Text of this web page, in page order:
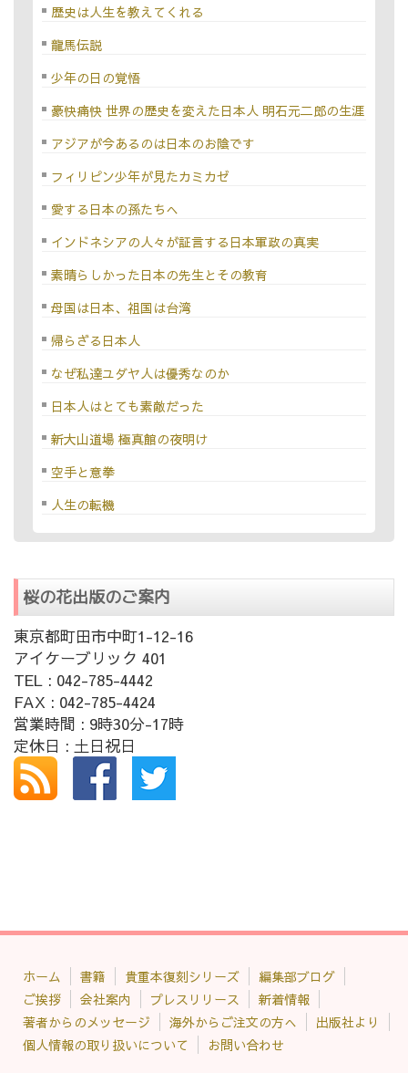
歴史は人生を教えてくれる
龍馬伝説
少年の日の覚悟
豪快痛快 世界の歴史を変えた日本人 明石元二郎の生涯
アジアが今あるのは日本のお陰です
フィリピン少年が見たカミカゼ
愛する日本の孫たちへ
インドネシアの人々が証言する日本軍政の真実
素晴らしかった日本の先生とその教育
母国は日本、祖国は台湾
帰らざる日本人
なぜ私達ユダヤ人は優秀なのか
日本人はとても素敵だった
新大山道場 極真館の夜明け
空手と意拳
人生の転機
桜の花出版のご案内
東京都町田市中町1-12-16
アイケーブリック 401
TEL : 042-785-4442
FAX : 042-785-4424
営業時間 : 9時30分-17時
定休日 : 土日祝日
ホーム 書籍 貴重本復刻シリーズ
編集部ブログ
ご挨拶
会社案内 プレスリリース
新着情報
著者からのメッセージ
海外からご注文の方へ
出版社より
個人情報の取り扱いについて
お問い合わせ